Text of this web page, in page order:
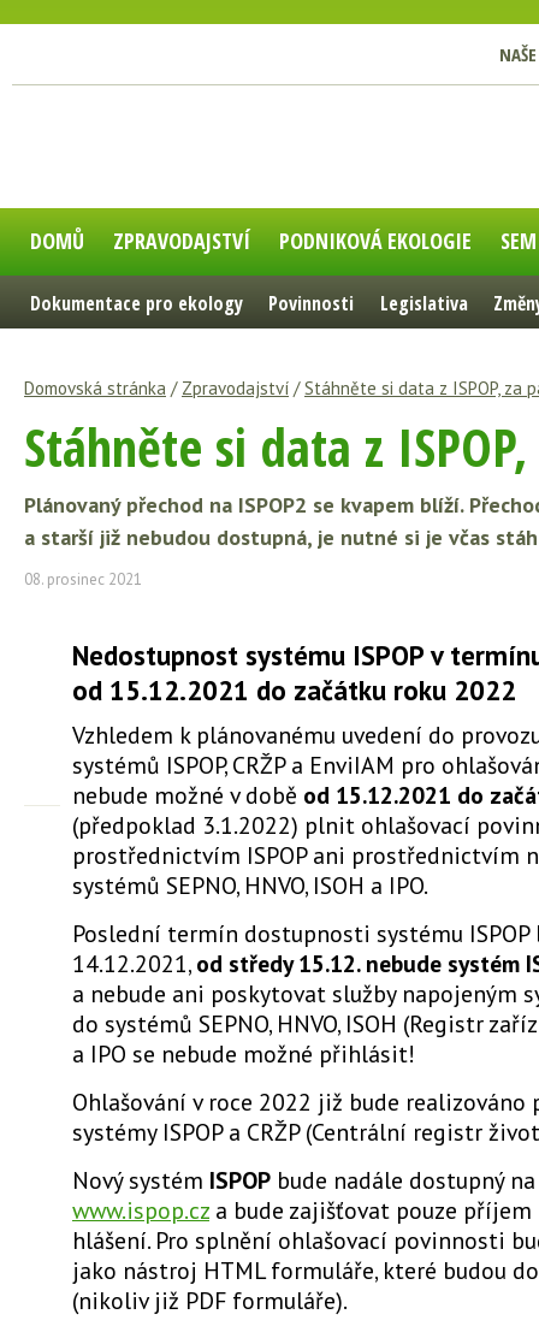
DOMŮ ZPRAVODAJSTVÍ PODNIKOVÁ EKOLOGIE
Dokumentace pro ekology Povinnosti Legislativa
Domovská stránka / Zpravodajství /Stáhněte si data z ISPOP, za
Stáhněte si data z
Plánovaný přechod na ISPOP2 se kvapem blíží.
a starší již nebudou dostupná, je nutné si je včas
08. prosinec 2021
Nedostupnost systému ISPOP v
od 15.12.2021 do začátku roku 2022
Vzhledem k plánovanému uvedení do
systémů ISPOP, CRŽP a EnviIAM pro
nebude možné v době od 15.12.2021 do
(předpoklad 3.1.2022) plnit ohlašovací
prostřednictvím ISPOP ani prostřednictvím
systémů SEPNO, HNVO, ISOH a IPO.
Poslední termín dostupnosti systému ISPOP
14.12.2021, od středy 15.12. nebude systém
a nebude ani poskytovat služby napojeným
do systémů SEPNO, HNVO, ISOH (Registr
a IPO se nebude možné přihlásit!
Ohlašování v roce 2022 již bude realizováno
systémy ISPOP a CRŽP (Centrální registr
Nový systém ISPOP bude nadále dostupný
www.ispop.cz a bude zajišťovat pouze příjem
hlášení. Pro splnění ohlašovací povinnosti
jako nástroj HTML formuláře, které budou
(nikoliv již PDF formuláře).